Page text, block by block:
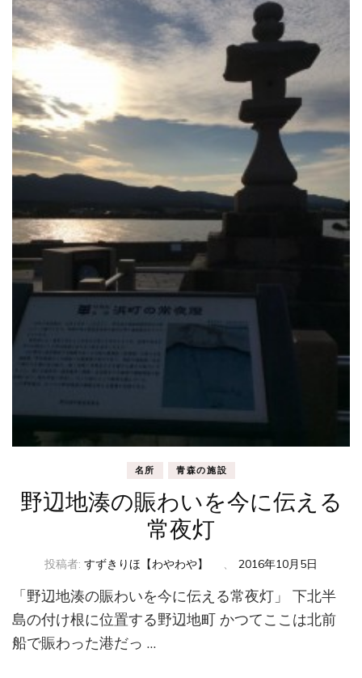
名所 青森の施設
野辺地湊の賑わいを今に伝える
常夜灯
投稿者: すずきりほ【わやわや】 、 2016年10月5日
「野辺地湊の賑わいを今に伝える常夜灯」 下北半
島の付け根に位置する野辺地町 かつてここは北前
船で賑わった港だっ …